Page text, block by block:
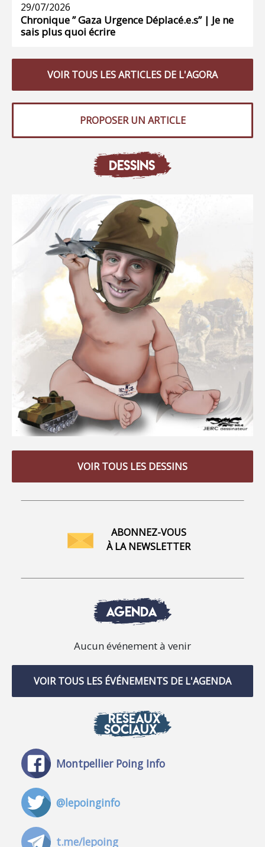
29/07/2026
Chronique ” Gaza Urgence Déplacé.e.s” | Je ne
sais plus quoi écrire
VOIR TOUS LES ARTICLES DE L'AGORA
PROPOSER UN ARTICLE
DESSINS
VOIR TOUS LES DESSINS
ABONNEZ-VOUS
À LA NEWSLETTER
AGENDA
Aucun événement à venir
VOIR TOUS LES ÉVÉNEMENTS DE L'AGENDA
RÉSEAUX
SOCIAUX
Montpellier Poing Info
@lepoinginfo
t.me/lepoing